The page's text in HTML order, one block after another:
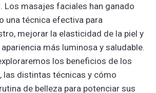
Los masajes faciales han ganado
una técnica efectiva para
mejorar la elasticidad de la piel y
más luminosa y saludable.
los beneficios de los
las distintas técnicas y cómo
de belleza para potenciar sus